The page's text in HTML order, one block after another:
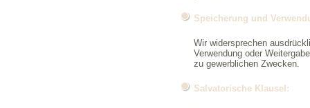
Speicherung und
Wir widersprechen
Verwendung oder
zu gewerblichen Zwecken.
Salvatorische Klausel: